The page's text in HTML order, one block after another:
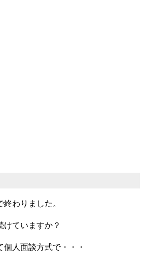
わりました。
けていますか？
人面談方式で・・・